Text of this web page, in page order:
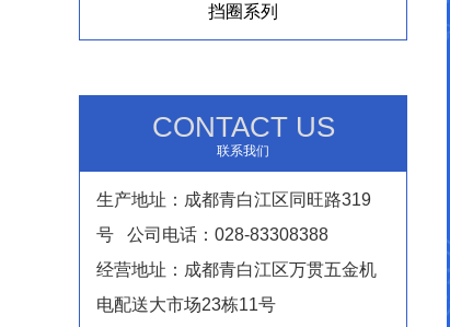
挡圈系列
CONTACT US
联系我们
生产地址：成都青白江区同旺路319
号 公司电话：028-83308388
经营地址：成都青白江区万贯五金机
电配送大市场23栋11号